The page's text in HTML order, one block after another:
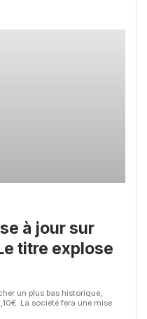
à jour sur
titre explose
un plus bas historique,
La société fera une mise